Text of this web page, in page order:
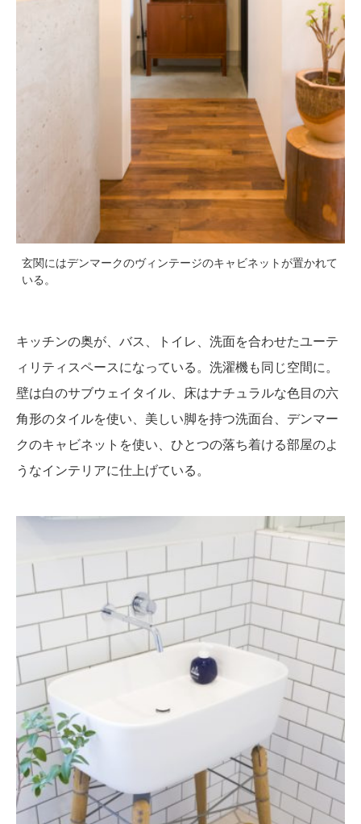
玄関にはデンマークのヴィンテージのキャビネットが置かれて
いる。
キッチンの奥が、バス、トイレ、洗面を合わせたユーテ
ィリティスペースになっている。洗濯機も同じ空間に。
壁は白のサブウェイタイル、床はナチュラルな色目の六
角形のタイルを使い、美しい脚を持つ洗面台、デンマー
クのキャビネットを使い、ひとつの落ち着ける部屋のよ
うなインテリアに仕上げている。